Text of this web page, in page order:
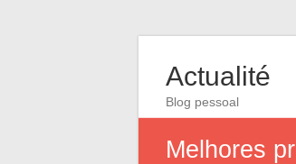
Actualité
Blog pessoal
Melhores